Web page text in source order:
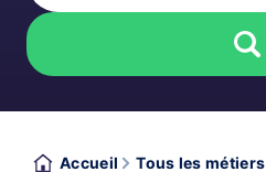
Accueil Tous les métiers